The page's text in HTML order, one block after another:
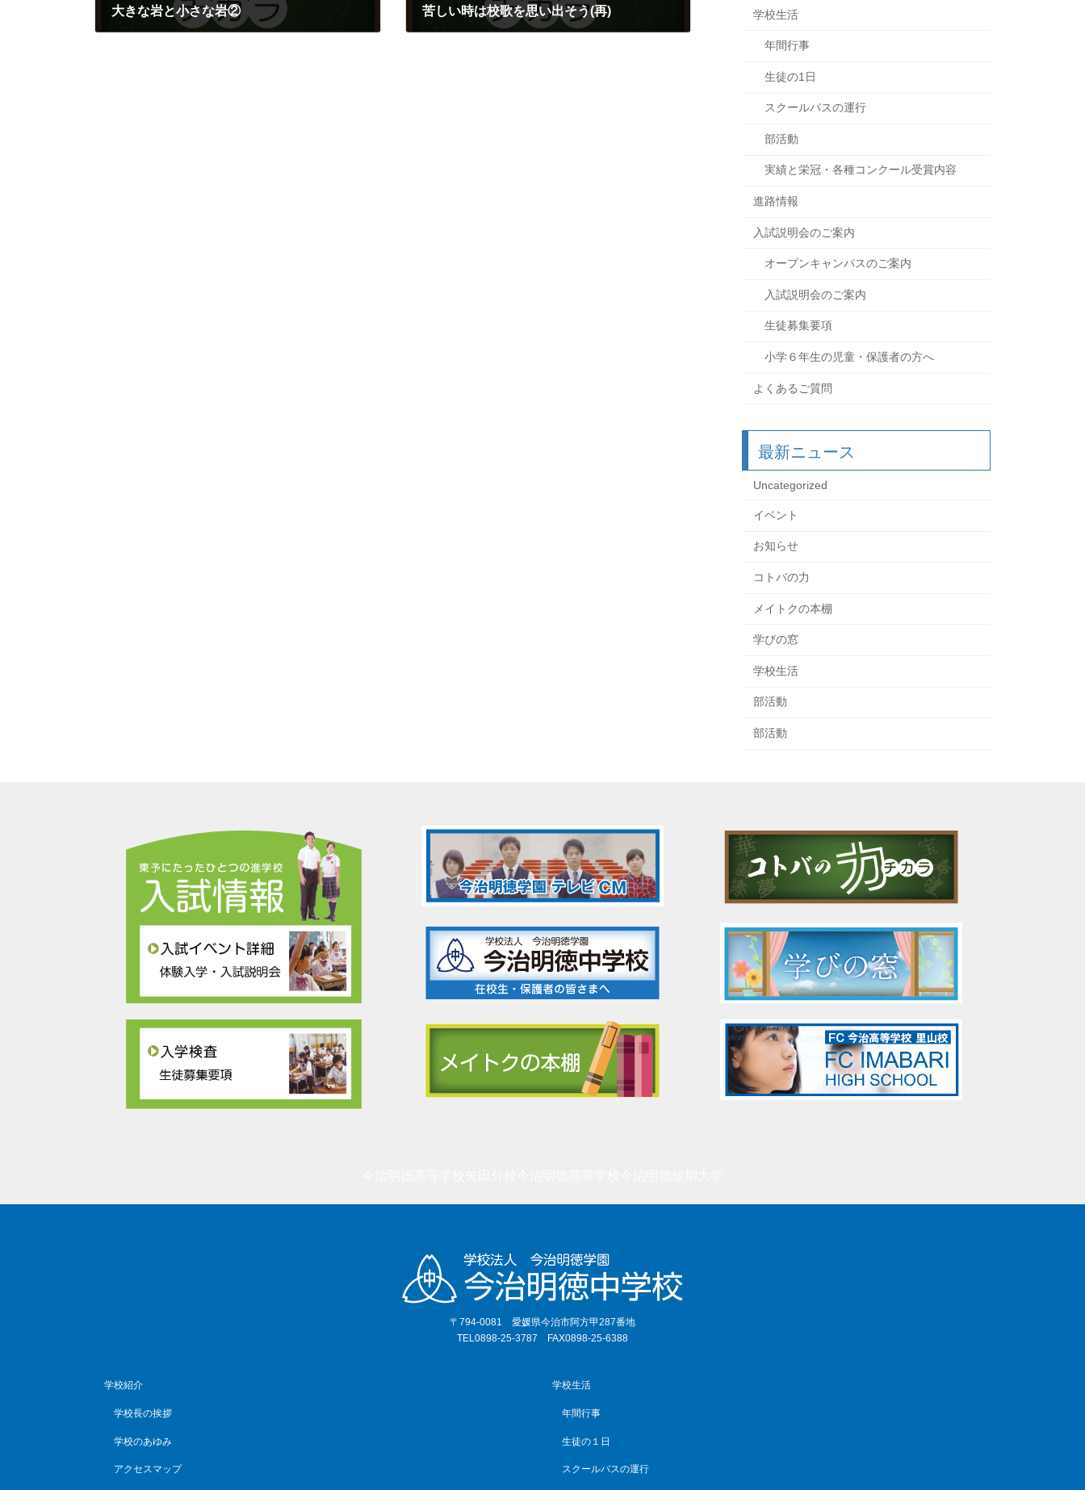
大きな岩と小さな岩② 苦しい時は校歌を思い出そう(再) 学校生活
年間行事
生徒の1日
スクールバスの運行
部活動
実績と栄冠・各種コンクール受賞内容
進路情報
入試説明会のご案内
オープンキャンパスのご案内
入試説明会のご案内
生徒募集要項
小学６年生の児童・保護者の方へ
よくあるご質問
最新ニュース
Uncategorized
イベント
お知らせ
コトバの力
メイトクの本棚
学びの窓
学校生活
部活動
部活動
〒794-0081 愛媛県今治市阿方甲287番地
TEL0898-25-3787 FAX0898-25-6388
学校紹介
学校長の挨拶
学校のあゆみ
アクセスマップ
学校生活
年間行事
生徒の１日
スクールバスの運行